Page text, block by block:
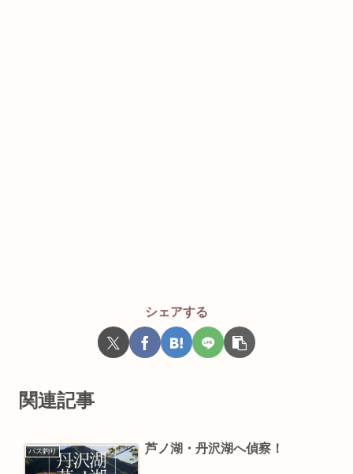
シェアする
関連記事
バス釣り 芦ノ湖・丹沢湖へ偵察！